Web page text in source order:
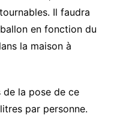
Il faudra
en fonction du
la maison à
de la pose de ce
par personne.